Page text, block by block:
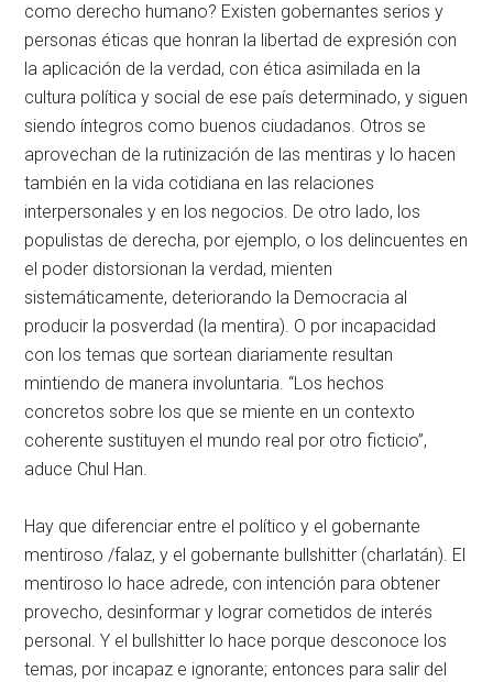
como derecho humano? Existen gobernantes serios y
personas éticas que honran la libertad de expresión con
la aplicación de la verdad, con ética asimilada en la
cultura política y social de ese país determinado, y siguen
siendo íntegros como buenos ciudadanos. Otros se
aprovechan de la rutinización de las mentiras y lo hacen
también en la vida cotidiana en las relaciones
interpersonales y en los negocios. De otro lado, los
populistas de derecha, por ejemplo, o los delincuentes en
el poder distorsionan la verdad, mienten
sistemáticamente, deteriorando la Democracia al
producir la posverdad (la mentira). O por incapacidad
con los temas que sortean diariamente resultan
mintiendo de manera involuntaria. “Los hechos
concretos sobre los que se miente en un contexto
coherente sustituyen el mundo real por otro ficticio”,
aduce Chul Han.
Hay que diferenciar entre el político y el gobernante
mentiroso /falaz, y el gobernante bullshitter (charlatán). El
mentiroso lo hace adrede, con intención para obtener
provecho, desinformar y lograr cometidos de interés
personal. Y el bullshitter lo hace porque desconoce los
temas, por incapaz e ignorante; entonces para salir del